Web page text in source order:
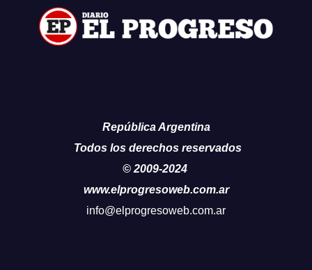
República Argentina
Todos los derechos reservados
© 2009-2024
www.elprogresoweb.com.ar
info@elprogresoweb.com.ar